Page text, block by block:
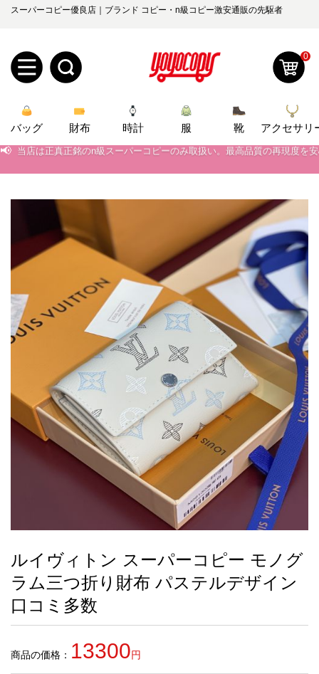
スーパーコピー優良店｜ブランド コピー・n級コピー激安通販の先駆者
規
登
録
ロ
ー
ダ
ー
理
お
知
ら
yoyocopys@gmail.com
2026人気特集
バッグ
ズボン
衣装セット
住まい用品
アクセサリー
ベルト
スカーフ
アイフォーンケ
ース
お
す
す
め
商
0
バッグ 財布 時計 服 靴 アクセサリ
📢 当店は正真正銘のn級スーパーコピーのみ取扱い。最高品質の再現度を
📢 2026春の新作続々更新中！期間中のご注文でお得な割引をご利用いただ
当店は正真正銘のn級スーパーコピーのみ取扱い。最高品質の再現度を
📢 2026春の新作続々更新中！期間中のご注文でお得な割引をご利用いただ
📢 新作入荷！ルイ・ヴィトンスーパーコピー バッグ最新モデルが登場。
ルイヴィトン スーパーコピー モノグ
ラム三つ折り財布 パステルデザイン
口コミ多数
商品の価格： 13300円